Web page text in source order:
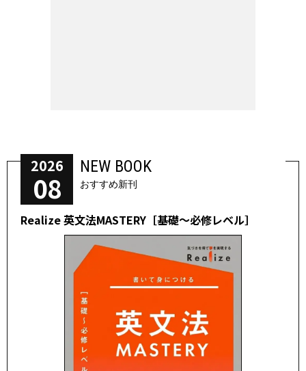
2026
08
NEW BOOK
おすすめ新刊
Realize 英文法MASTERY［基礎～必修レベル］